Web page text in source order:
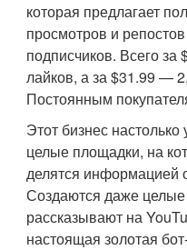
которая предлагает
просмотров и
подписчиков. Всего за
лайков, а за $31.99 —
Постоянным
Этот бизнес
целые площадки, на
делятся информацией
Создаются даже
рассказывают на
настоящая золотая